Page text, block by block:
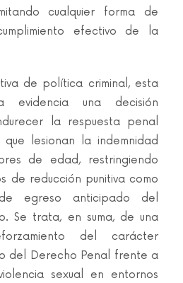
cualquier forma de
efectivo de la
de política criminal, esta
evidencia una decisión
la respuesta penal
lesionan la indemnidad
de edad, restringiendo
de reducción punitiva como
egreso anticipado del
Se trata, en suma, de una
del carácter
del Derecho Penal frente a
sexual en entornos